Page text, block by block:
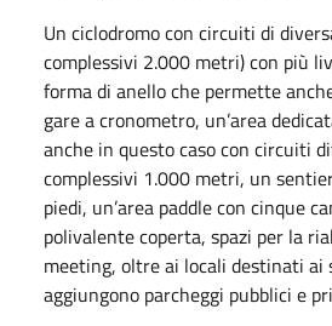
Un ciclodromo con circuiti di
complessivi 2.000 metri) con più
forma di anello che permette
gare a cronometro, un’area
anche in questo caso con circuiti
complessivi 1.000 metri, un
piedi, un’area paddle con cinque
polivalente coperta, spazi per la
meeting, oltre ai locali destinati ai
aggiungono parcheggi pubblici e